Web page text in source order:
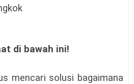
di bawah ini!
mencari solusi bagaimana